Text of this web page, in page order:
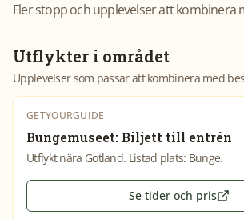
Fler stopp och upplevelser att kombinera
Utflykter i området
Upplevelser som passar att kombinera med
GETYOURGUIDE
Bungemuseet: Biljett till entrén
Utflykt nära Gotland. Listad plats: Bunge.
Se tider och pris